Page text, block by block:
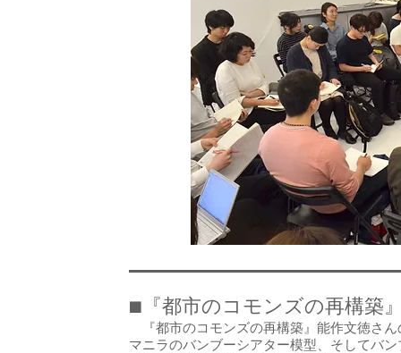
■『都市のコモンズの再構築
『都市のコモンズの再構築』能作文徳さ
マニラのバンブーシアター模型、そしてバ